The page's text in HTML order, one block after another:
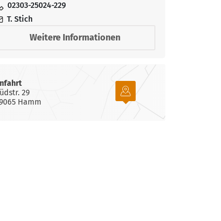
Bildungsurlaub
Widerrufsformular
02303-25024-229
T. Stich
Weitere Informationen
29
Hamm